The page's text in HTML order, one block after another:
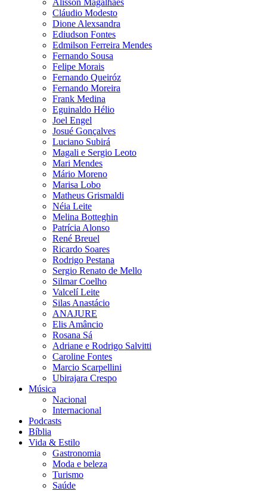
Alisson Magalhães
Cláudio Modesto
Dione Alexsandra
Ediudson Fontes
Edmilson Ferreira Mendes
Fernando Sousa
Felipe Morais
Fernando Queiróz
Fernando Moreira
Frank Medina
Eguinaldo Hélio
Joel Engel
Josué Gonçalves
Luciano Subirá
Magali e Sergio Leoto
Mari Mendes
Mário Moreno
Marisa Lobo
Matheus Grismaldi
Néia Leite
Melina Botteghin
Patrícia Alonso
René Breuel
Ricardo Soares
Rodrigo Pestana
Sergio Renato de Mello
Silmar Coelho
Valcelí Leite
Silas Anastácio
ANAJURE
Elis Amâncio
Rosana Sá
Adriane e Rodrigo Salvitti
Caroline Fontes
Marcio Scarpellini
Ubirajara Crespo
Música
Nacional
Internacional
Podcasts
Bíblia
Vida & Estilo
Gastronomia
Moda e beleza
Turismo
Saúde